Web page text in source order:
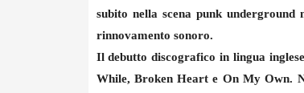
subito nella scena punk
rinnovamento sonoro.
Il debutto discografico in lingua
While, Broken Heart e On My Own.